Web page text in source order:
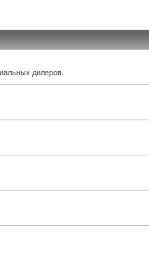
дилеров.